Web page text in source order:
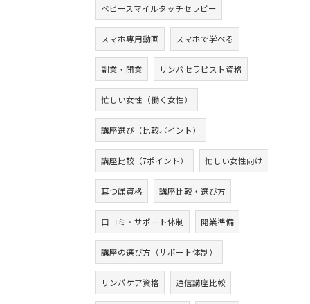
ベビースマイルタッチセラピー
スマホ専用動画 スマホで学べる
副業・開業 リンパセラピスト資格
忙しい女性（働く女性）
講座選び（比較ポイント）
講座比較（7ポイント） 忙しい女性向け
耳つぼ資格 講座比較・選び方
口コミ・サポート体制 開業準備
講座の選び方（サポート体制）
リンパケア資格 通信講座比較